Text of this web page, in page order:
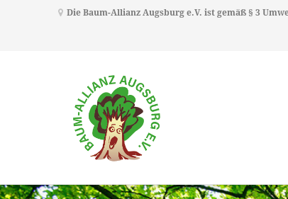
Die Baum-Allianz Augsburg e.V. ist gemäß § 3